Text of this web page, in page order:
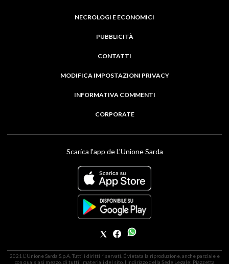
NECROLOGI E ECONOMICI
PUBBLICITÀ
CONTATTI
MODIFICA IMPOSTAZIONI PRIVACY
INFORMATIVA COMMENTI
CORPORATE
Scarica l'app de L'Unione Sarda
2021 L'Unione Sarda S.p.A. Tutti i diritti riservati. É vietata la riproduzione, anche parziale e
con qualsiasi mezzo, di tutti i materiali del sito. | Indirizzo della Sede Legale: Piazzetta